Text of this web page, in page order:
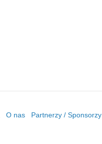
O nas Partnerzy / Sponsorzy